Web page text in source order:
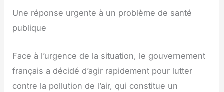
Une réponse urgente à un problème de santé
publique
Face à l’urgence de la situation, le gouvernement
français a décidé d’agir rapidement pour lutter
contre la pollution de l’air, qui constitue un